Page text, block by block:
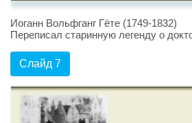
Иоганн Вольфганг Гёте (1749-1832)
Переписал старинную легенду о
Слайд 7